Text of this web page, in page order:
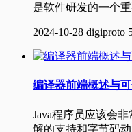
是软件研发的一个重
2024-10-28 digiproto
编译器前端概述与
Java程序员应该会
解的支持和字节码